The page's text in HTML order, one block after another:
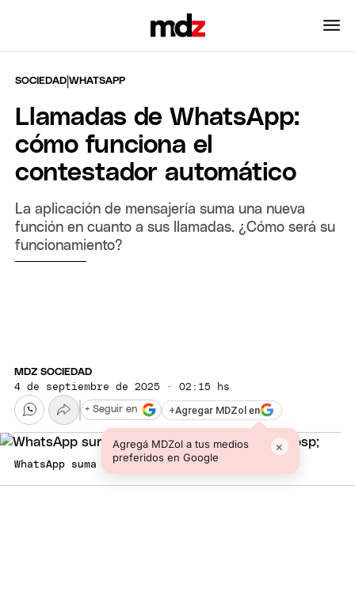
SOCIEDAD |WHATSAPP
Llamadas de WhatsApp:
cómo funciona el
contestador automático
La aplicación de mensajería suma una nueva
función en cuanto a sus llamadas. ¿Cómo será su
funcionamiento?
MDZ SOCIEDAD
4 de septiembre de 2025 · 02:15 hs
+Agregar MDZol en
Agregá MDZol a tus medios
preferidos en Google
×
+ Seguir en
WhatsApp suma una nueva actualización.